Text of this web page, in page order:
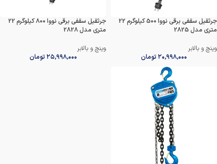
جرثقیل سقفی برقی نووا 500 کیلوگرم 22
متری مدل 2825
وینچ و بالابر
۲۰,۹۹۸,۰۰۰تومان
جرثقیل سقفی برقی نووا 800 کیلوگرم 22
متری مدل 2828
وینچ و بالابر
۲۵,۹۹۸,۰۰۰تومان